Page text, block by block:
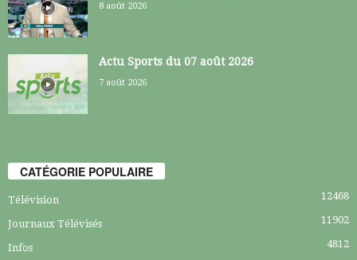
8 août 2026
Actu Sports du 07 août 2026
7 août 2026
CATÉGORIE POPULAIRE
Télévision 12468
Journaux Télévisés 11902
Infos 4812